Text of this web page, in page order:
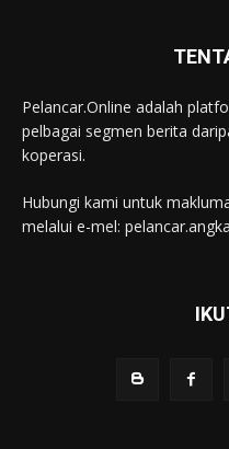
Pelancar.Online adalah
pelbagai segmen berita
koperasi.
Hubungi kami untuk
melalui e-mel: